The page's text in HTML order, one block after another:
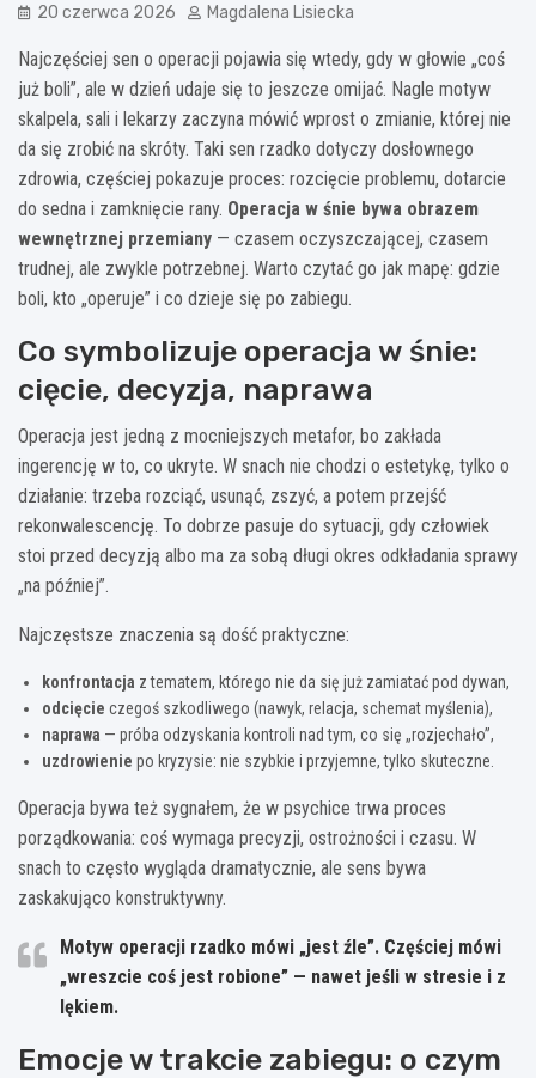
20 czerwca 2026 Magdalena Lisiecka
Najczęściej sen o operacji pojawia się wtedy, gdy w głowie „coś
już boli”, ale w dzień udaje się to jeszcze omijać. Nagle motyw
skalpela, sali i lekarzy zaczyna mówić wprost o zmianie, której nie
da się zrobić na skróty. Taki sen rzadko dotyczy dosłownego
zdrowia, częściej pokazuje proces: rozcięcie problemu, dotarcie
do sedna i zamknięcie rany. Operacja w śnie bywa obrazem
wewnętrznej przemiany — czasem oczyszczającej, czasem
trudnej, ale zwykle potrzebnej. Warto czytać go jak mapę: gdzie
boli, kto „operuje” i co dzieje się po zabiegu.
Co symbolizuje operacja w śnie:
cięcie, decyzja, naprawa
Operacja jest jedną z mocniejszych metafor, bo zakłada
ingerencję w to, co ukryte. W snach nie chodzi o estetykę, tylko o
działanie: trzeba rozciąć, usunąć, zszyć, a potem przejść
rekonwalescencję. To dobrze pasuje do sytuacji, gdy człowiek
stoi przed decyzją albo ma za sobą długi okres odkładania sprawy
„na później”.
Najczęstsze znaczenia są dość praktyczne:
konfrontacja z tematem, którego nie da się już zamiatać pod dywan,
odcięcie czegoś szkodliwego (nawyk, relacja, schemat myślenia),
naprawa — próba odzyskania kontroli nad tym, co się „rozjechało”,
uzdrowienie po kryzysie: nie szybkie i przyjemne, tylko skuteczne.
Operacja bywa też sygnałem, że w psychice trwa proces
porządkowania: coś wymaga precyzji, ostrożności i czasu. W
snach to często wygląda dramatycznie, ale sens bywa
zaskakująco konstruktywny.
Motyw operacji rzadko mówi „jest źle”. Częściej mówi
„wreszcie coś jest robione” — nawet jeśli w stresie i z
lękiem.
Emocje w trakcie zabiegu: o czym